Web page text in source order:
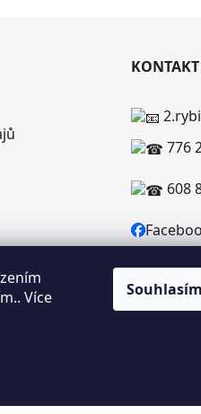
Více
Souhlasím
KONTAKT
776
608
v reálném čase.